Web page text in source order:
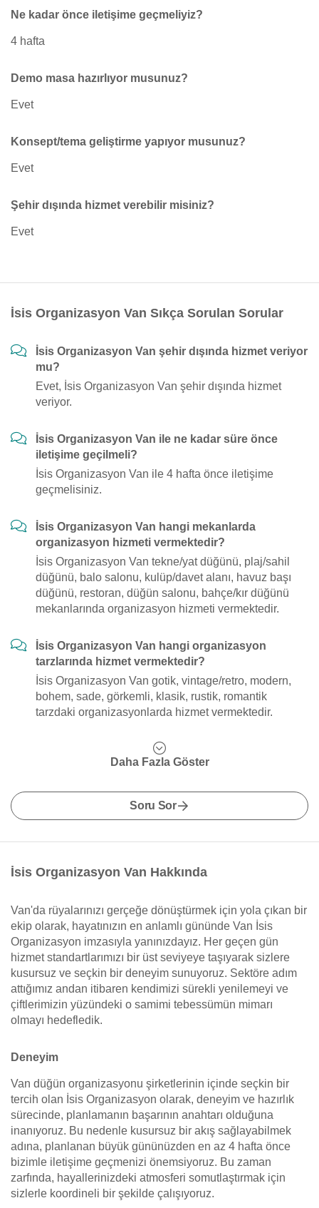
Ne kadar önce iletişime geçmeliyiz?
4 hafta
Demo masa hazırlıyor musunuz?
Evet
Konsept/tema geliştirme yapıyor musunuz?
Evet
Şehir dışında hizmet verebilir misiniz?
Evet
İsis Organizasyon Van Sıkça Sorulan Sorular
İsis Organizasyon Van şehir dışında hizmet veriyor
mu?
Evet, İsis Organizasyon Van şehir dışında hizmet
veriyor.
İsis Organizasyon Van ile ne kadar süre önce
iletişime geçilmeli?
İsis Organizasyon Van ile 4 hafta önce iletişime
geçmelisiniz.
İsis Organizasyon Van hangi mekanlarda
organizasyon hizmeti vermektedir?
İsis Organizasyon Van tekne/yat düğünü, plaj/sahil
düğünü, balo salonu, kulüp/davet alanı, havuz başı
düğünü, restoran, düğün salonu, bahçe/kır düğünü
mekanlarında organizasyon hizmeti vermektedir.
İsis Organizasyon Van hangi organizasyon
tarzlarında hizmet vermektedir?
İsis Organizasyon Van gotik, vintage/retro, modern,
bohem, sade, görkemli, klasik, rustik, romantik
tarzdaki organizasyonlarda hizmet vermektedir.
Daha Fazla Göster
Soru Sor
İsis Organizasyon Van Hakkında
Van'da rüyalarınızı gerçeğe dönüştürmek için yola çıkan bir
ekip olarak, hayatınızın en anlamlı gününde Van İsis
Organizasyon imzasıyla yanınızdayız. Her geçen gün
hizmet standartlarımızı bir üst seviyeye taşıyarak sizlere
kusursuz ve seçkin bir deneyim sunuyoruz. Sektöre adım
attığımız andan itibaren kendimizi sürekli yenilemeyi ve
çiftlerimizin yüzündeki o samimi tebessümün mimarı
olmayı hedefledik.
Deneyim
Van düğün organizasyonu şirketlerinin içinde seçkin bir
tercih olan İsis Organizasyon olarak, deneyim ve hazırlık
sürecinde, planlamanın başarının anahtarı olduğuna
inanıyoruz. Bu nedenle kusursuz bir akış sağlayabilmek
adına, planlanan büyük gününüzden en az 4 hafta önce
bizimle iletişime geçmenizi önemsiyoruz. Bu zaman
zarfında, hayallerinizdeki atmosferi somutlaştırmak için
sizlerle koordineli bir şekilde çalışıyoruz.